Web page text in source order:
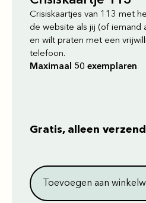
Crisiskaartjes van 113 met
de website als jij (of iemand
en wilt praten met een
telefoon.
Maximaal 50 exemplaren
Gratis, alleen
Toevoegen aan